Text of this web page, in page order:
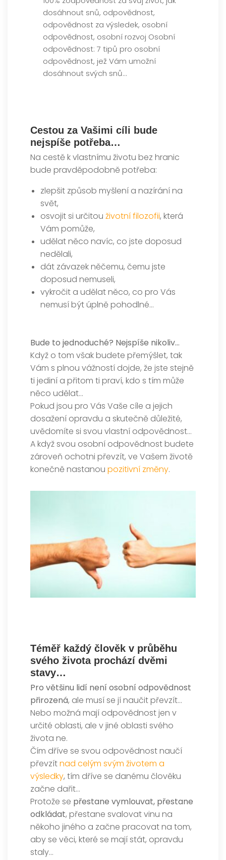
Cestou za Vašimi cíli bude
nejspíše potřeba…
Na cestě k vlastnímu životu bez hranic
bude pravděpodobně potřeba:
zlepšit způsob myšlení a nazírání na
svět,
osvojit si určitou životní filozofii, která
Vám pomůže,
udělat něco navíc, co jste doposud
nedělali,
dát závazek něčemu, čemu jste
doposud nemuseli,
vykročit a udělat něco, co pro Vás
nemusí být úplně pohodlné…
Bude to jednoduché? Nejspíše nikoliv…
Když o tom však budete přemýšlet, tak
Vám s plnou vážností dojde, že jste stejně
ti jediní a přitom ti praví, kdo s tím může
něco udělat…
Pokud jsou pro Vás Vaše cíle a jejich
dosažení opravdu a skutečně důležité,
uvědomíte si svou vlastní odpovědnost…
A když svou osobní odpovědnost budete
zároveň ochotni převzít, ve Vašem životě
konečně nastanou pozitivní změny.
Téměř každý člověk v průběhu
svého života prochází dvěmi
stavy…
Pro většinu lidí není osobní odpovědnost
přirozená, ale musí se jí naučit převzít…
Nebo možná mají odpovědnost jen v
určité oblasti, ale v jiné oblasti svého
života ne.
Čím dříve se svou odpovědnost naučí
převzítnad celým svým životem a
výsledky, tím dříve se danému člověku
začne dařit…
Protože se přestane vymlouvat, přestane
odkládat, přestane svalovat vinu na
někoho jiného a začne pracovat na tom,
aby se věci, které se mají stát, opravdu
staly…